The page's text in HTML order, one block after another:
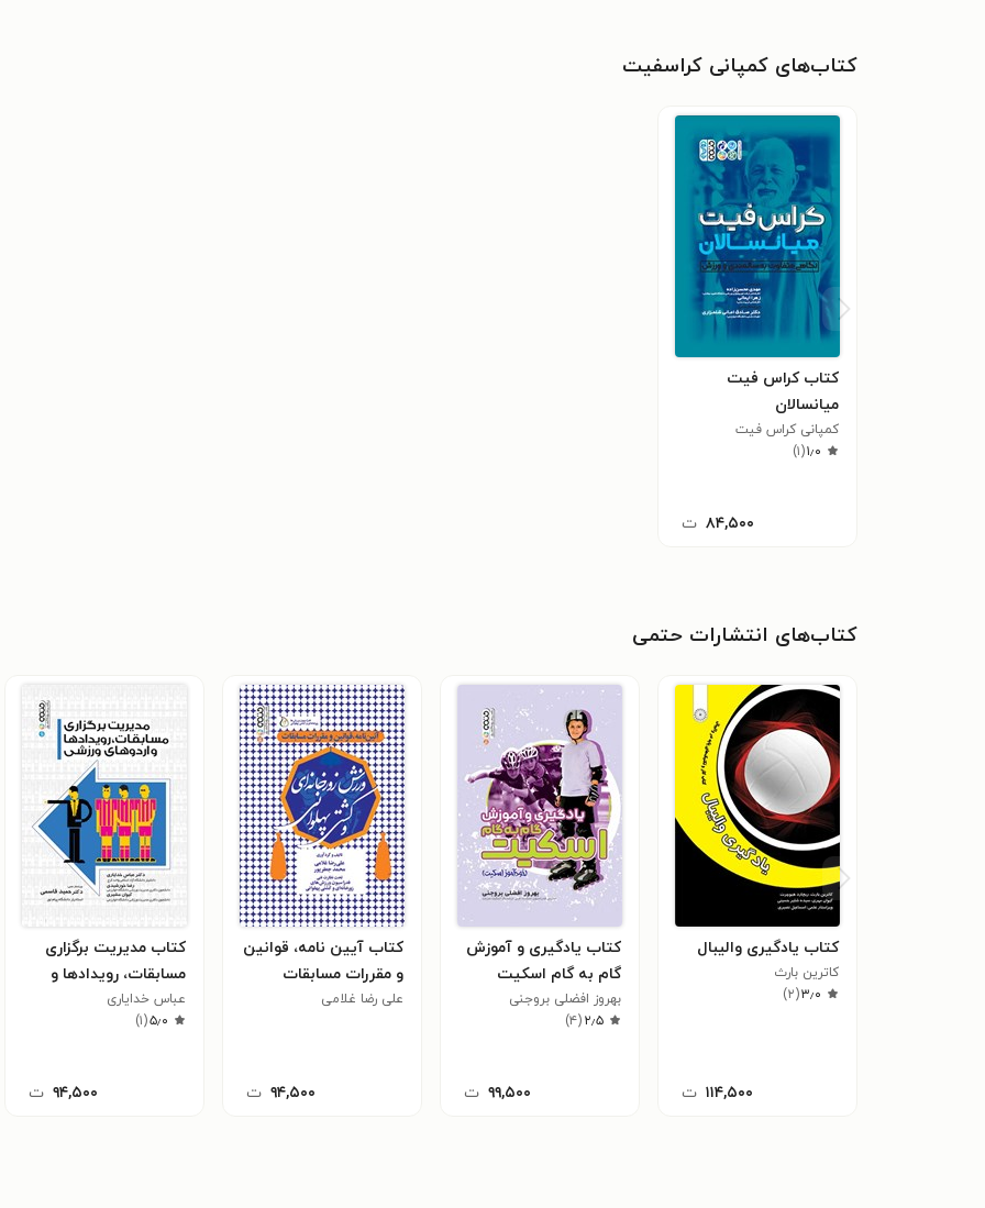
کتاب‌های کمپانی کراسفیت
کتاب کراس فیت
میانسالان
کمپانی کراس فیت
۱٫۰(۱)
۸۴,۵۰۰ ت
کتاب‌های انتشارات حتمی
کتاب یادگیری والیبال
کاترین بارث
۳٫۰(۲)
۱۱۴,۵۰۰ ت
کتاب یادگیری و آموزش
گام به گام اسکیت
بهروز افضلی بروجنی
۲٫۵(۴)
۹۹,۵۰۰ ت
کتاب آیین نامه، قوانین
و مقررات مسابقات
ورزش زورخانه ای و
علی رضا غلامی
۹۴,۵۰۰ ت
کتاب مدیریت برگزاری
مسابقات، رویدادها و
اردوهای ورزشی
عباس خدایاری
۵٫۰(۱)
۹۴,۵۰۰ ت